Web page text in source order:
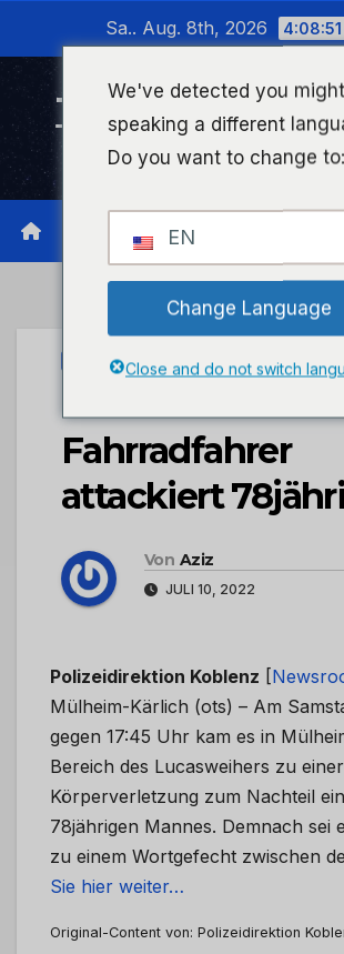
wechseln
Sa.. Aug. 8th, 2026 4:08:51
Timeline Bad
Infonetzwerk für Bad
UNCATEGORIZED
POL-PDKO:
Fahrradfahrer
attackiert
Von Aziz
JULI 10, 2022
Polizeidirektion Koblenz [
Mülheim-Kärlich (ots) – Am
gegen 17:45 Uhr kam es in
Bereich des Lucasweihers zu einer
Körperverletzung zum Nachteil
78jährigen Mannes. Demnach sei
zu einem Wortgefecht zwischen
Sie hier weiter…
Original-Content von: Polizeidirektion
We've detected you
speaking a different
Do you want to change to:
EN
Change Language
Close and do not switch